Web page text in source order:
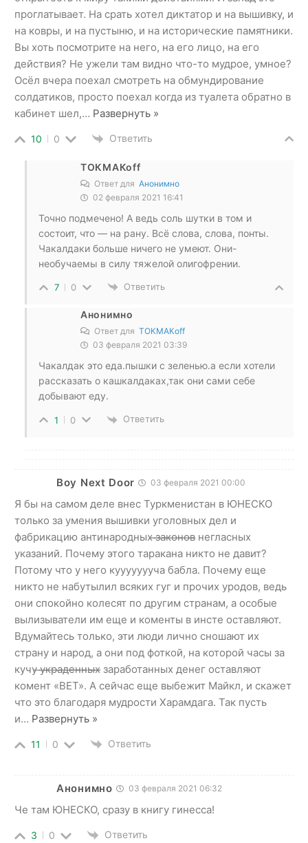
проглатывает. На срать хотел диктатор и на вышивку, и
на ковры, и на пустыню, и на исторические памятники.
Вы хоть посмотрите на него, на его лицо, на его
действия? Не ужели там видно что-то мудрое, умное?
Осёл вчера поехал смотреть на обмундирование
солдатиков, просто поехал когда из туалета обратно в
кабинет шел,… Развернуть »
10 0 Ответить
ТОКМАКоff
Ответ для Анонимно
02 февраля 2021 16:41
Точно подмечено! А ведь соль шутки в том и
состоит, что — на рану. Всё слова, слова, понты.
Чакалдаки больше ничего не умеют. Они-
необучаемы в силу тяжелой олигофрении.
7 0 Ответить
Анонимно
Ответ для ТОКМАКоff
03 февраля 2021 03:39
Чакалдак это еда.пышки с зеленью.а если хотели
рассказать о кашкалдаках,так они сами себе
добывают еду.
1 0 Ответить
Boy Next Door 03 февраля 2021 00:00
Я бы на самом деле внес Туркменистан в ЮНЕСКО
только за умения вышивки уголовных дел и
фабрикацию антинародных ̶з̶а̶к̶о̶н̶о̶в̶ негласных
указаний. Почему этого таракана никто не давит?
Потому что у него куууууууча бабла. Почему еще
никто не набутылил всяких гуг и прочих уродов, ведь
они спокойно колесят по другим странам, а особые
вылизыватели им еще и коменты в инсте оставляют.
Вдумайтесь только, эти люди лично сношают их
страну и народ, а они под фоткой, на которой часы за
кучу ̶у̶к̶р̶а̶д̶е̶н̶н̶ы̶х̶ заработанных денег оставляют
комент «BET». А сейчас еще выбежит Майкл, и скажет
что это благодаря мудрости Харамдага. Так пусть
и… Развернуть »
11 0 Ответить
Анонимно 03 февраля 2021 06:32
Че там ЮНЕСКО, сразу в книгу гинесса!
3 0 Ответить